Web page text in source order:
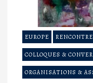
EUROPE
COLLOQUES &
ORGANISATIONS &